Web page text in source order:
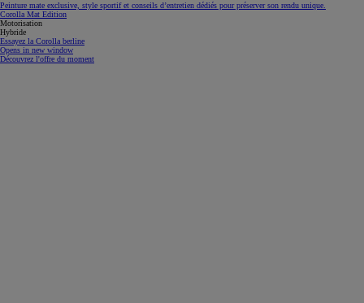
Peinture mate exclusive, style sportif et conseils d’entretien dédiés pour préserver son rendu unique.
Corolla Mat Edition
Motorisation
Hybride
Essayez la Corolla berline
Opens in new window
Découvrez l'offre du moment